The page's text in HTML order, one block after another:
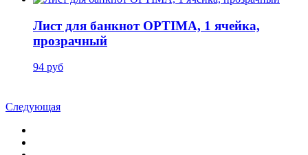
Лист для банкнот OPTIMA, 1 ячейка,
прозрачный
94 руб
Следующая